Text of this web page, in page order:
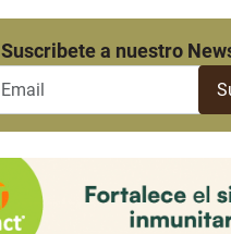
Suscribete a nuestro